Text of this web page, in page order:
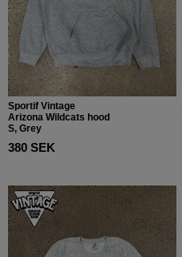
Sportif Vintage
Arizona Wildcats hood
S, Grey
380 SEK